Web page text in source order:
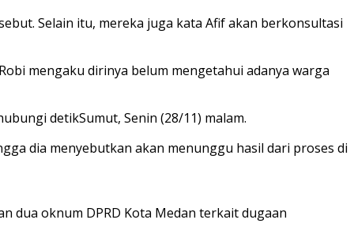
Selain itu, mereka juga kata Afif akan berkonsultasi
mengaku dirinya belum mengetahui adanya warga
detikSumut, Senin (28/11) malam.
dia menyebutkan akan menunggu hasil dari proses di
dua oknum DPRD Kota Medan terkait dugaan